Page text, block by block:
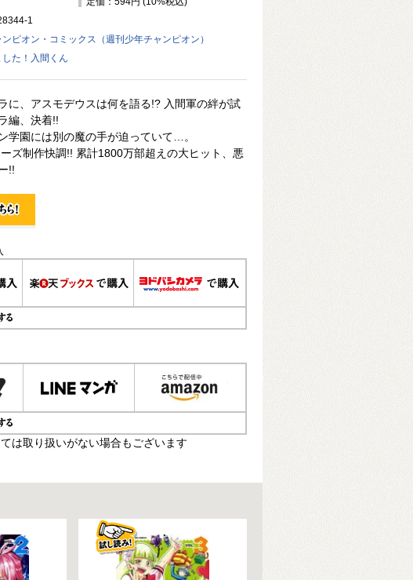
1
ピオン・コミックス（週刊少年チャンピオン）
した！入間くん
に、アスモデウスは何を語る!? 入間軍の絆が試
編、決着!!
学園には別の魔の手が迫っていて…。
ズ制作快調!! 累計1800万部超えの大ヒット、悪
!!
は取り扱いがない場合もございます